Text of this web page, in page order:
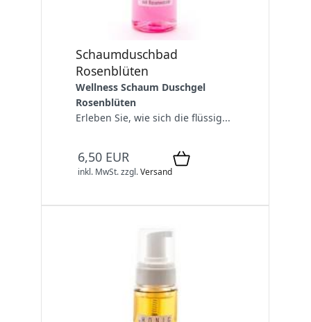
Schaumduschbad
Rosenblüten
Wellness Schaum Duschgel
Rosenblüten
Erleben Sie, wie sich die flüssig...
6,50 EUR
inkl. MwSt.zzgl.Versand